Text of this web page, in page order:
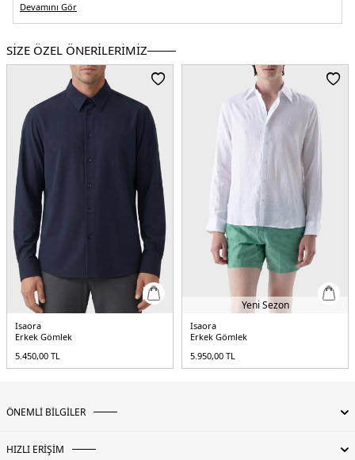
Kalıp Bilgisi :Regular Fit
3DY1ISR4119NAVY.12
Devamını Gör
SİZE ÖZEL ÖNERİLERİMİZ
Isaora
Erkek Gömlek
5.450,00 TL
Yeni Sezon
Isaora
Erkek Gömlek
5.950,00 TL
ÖNEMLİ BİLGİLER
HIZLI ERİŞİM